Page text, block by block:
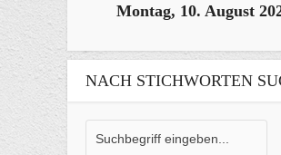
Montag, 10. August
NACH STICHWORTEN